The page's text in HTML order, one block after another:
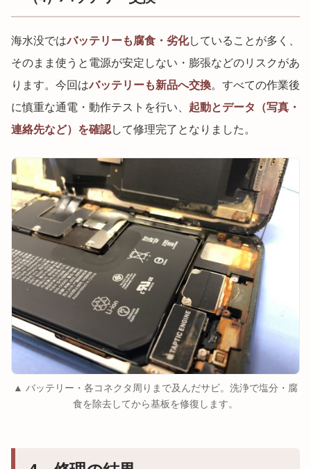
海水没ではバッテリーも腐食・劣化していることが多く、
そのまま使うと電源が安定しない・膨張などのリスクがあ
ります。今回はバッテリーも新品へ交換。すべての作業後
に慎重な通電・動作テストを行い、 起動とデータ（写真・
連絡先など）を確認して修理完了となりました。
▲ バッテリー・各コネクタ周りまで及んだサビ。洗浄で塩分・腐
食を除去してから基板を修復します。